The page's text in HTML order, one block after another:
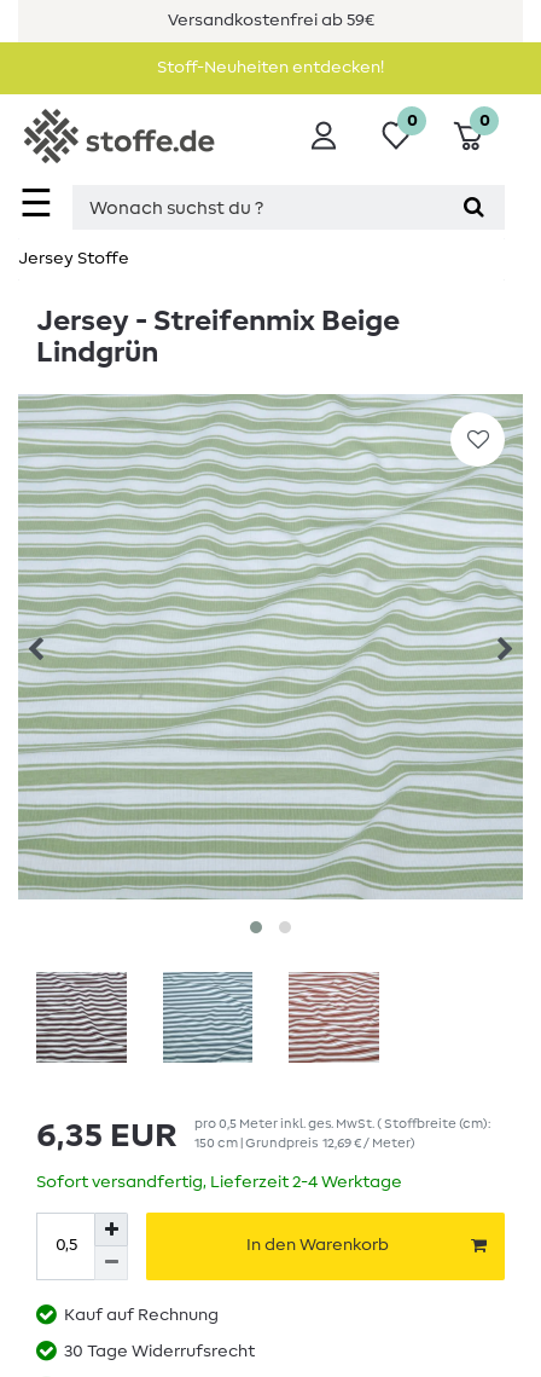
Versandkostenfrei ab 59€
Stoff-Neuheiten entdecken!
☰
0 0
Jersey Stoffe
Jersey - Streifenmix Beige
Lindgrün
6,35 EUR pro0,5 Meterinkl. ges. MwSt. ( Stoffbreite (cm):
150 cm | Grundpreis 12,69 € / Meter)
Sofort versandfertig, Lieferzeit 2-4 Werktage
In den Warenkorb
Kauf auf Rechnung
30 Tage Widerrufsrecht